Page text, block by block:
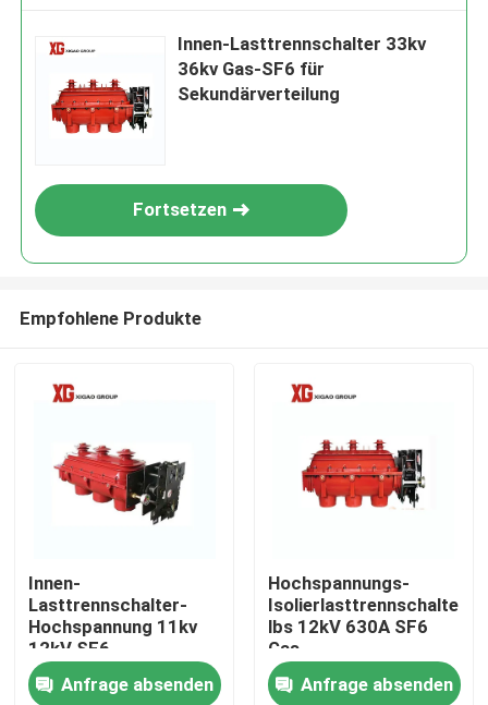
Innen-Lasttrennschalter 33kv
36kv Gas-SF6 für
Sekundärverteilung
Fortsetzen
Empfohlene Produkte
Innen-
Lasttrennschalter-
Hochspannung 11kv
12kV SF6
Anfrage absenden
Hochspannungs-
Isolierlasttrennschalter
lbs 12kV 630A SF6
Gas
Anfrage absenden